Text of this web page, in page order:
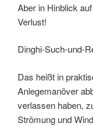
Aber in Hinblick
Verlust!
Dinghi-Such-und-
Das heißt in
Anlegemanöver
verlassen haben,
Strömung und